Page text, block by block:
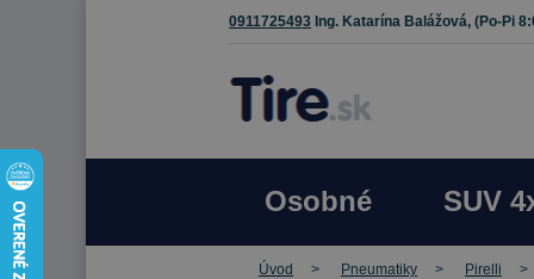
0911725493 Ing. Katarína Balážová, (Po-Pi
Osobné SUV
Úvod Pneumatiky Pirelli